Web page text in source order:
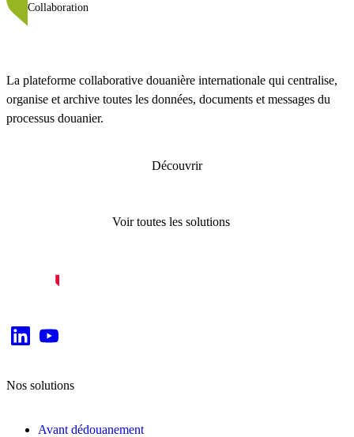
Collaboration
La plateforme collaborative douanière internationale qui centralise,
organise et archive toutes les données, documents et messages du
processus douanier.
Découvrir
Voir toutes les solutions
Nos solutions
Avant dédouanement